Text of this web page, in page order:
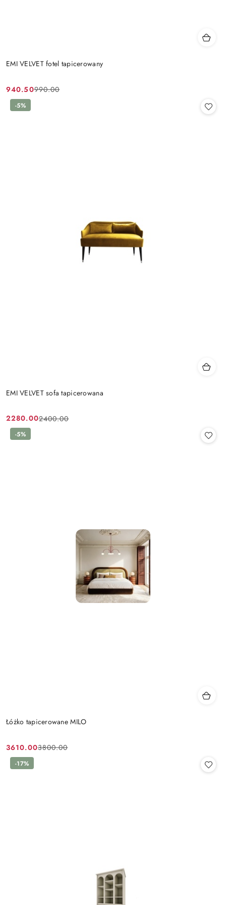
EMI VELVET fotel tapicerowany
Cena
promocyjna:
940.50
Cena
przed
990.00
EMI VELVET sofa tapicerowana
Cena
promocyjna:
2280.00
Cena
przed
2400.00
-5%
Łóżko tapicerowane MILO
Cena
promocyjna:
3610.00
Cena
przed
3800.00
-5%
-17%